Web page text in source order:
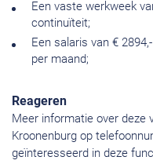
Een vaste werkweek
continuïteit;
Een salaris van €
per maand;
Reageren
Meer informatie over deze
Kroonenburg op
geïnteresseerd in deze